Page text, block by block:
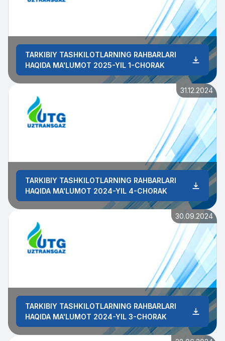
TARKIBIY TASHKILOTLARNING RAHBARLARI
HAQIDA MA'LUMOT 2025-YIL 1-CHORAK
31.12.2024
TARKIBIY TASHKILOTLARNING RAHBARLARI
HAQIDA MA'LUMOT 2024-YIL 4-CHORAK
30.09.2024
TARKIBIY TASHKILOTLARNING RAHBARLARI
HAQIDA MA'LUMOT 2024-YIL 3-CHORAK